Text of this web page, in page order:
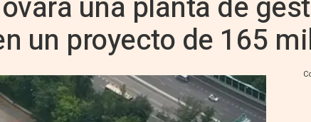
un proyecto de 165